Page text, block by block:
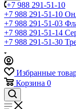
+7 988 291-51-10
+7 988 291-51-10
+7 988 291-51-03
+7 988 291-51-14
+7 988 291-51-30
Избранные
Корзина 0